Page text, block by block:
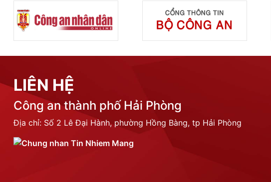
LIÊN HỆ
Công an thành phố Hải Phòng
Địa chỉ: Số 2 Lê Đại Hành, phường Hồng Bàng, tp Hải Phòng